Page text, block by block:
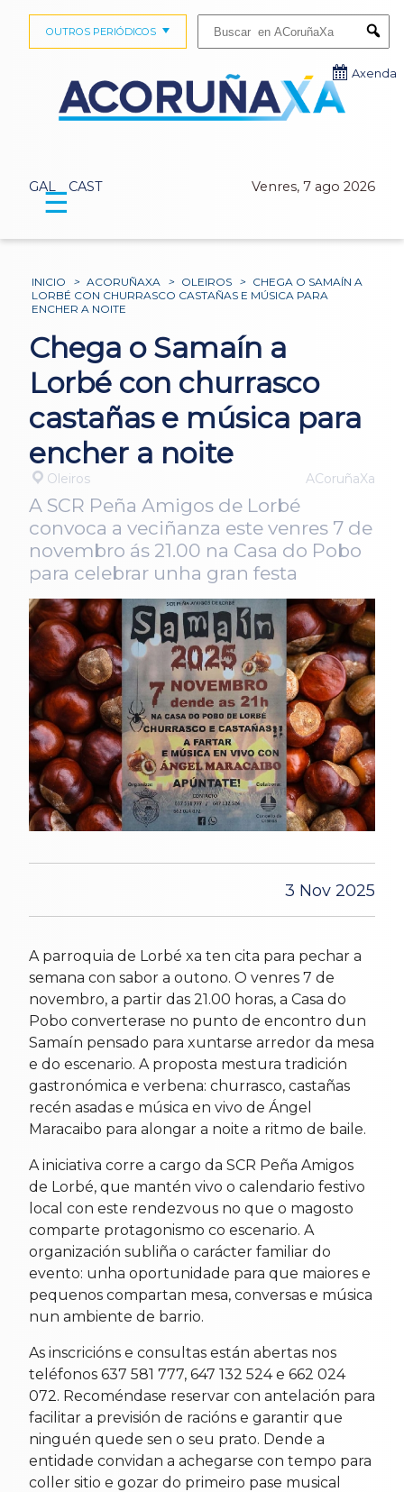
GAL CAST Venres, 7 ago 2026
OUTROS PERIÓDICOS
Axenda
☰
INICIO > ACORUÑAXA > OLEIROS > CHEGA O SAMAÍN A
LORBÉ CON CHURRASCO CASTAÑAS E MÚSICA PARA
ENCHER A NOITE
Chega o Samaín a
Lorbé con churrasco
castañas e música para
encher a noite
Oleiros ACoruñaXa
A SCR Peña Amigos de Lorbé
convoca a veciñanza este venres 7 de
novembro ás 21.00 na Casa do Pobo
para celebrar unha gran festa
3 Nov 2025
A parroquia de Lorbé xa ten cita para pechar a
semana con sabor a outono. O venres 7 de
novembro, a partir das 21.00 horas, a Casa do
Pobo converterase no punto de encontro dun
Samaín pensado para xuntarse arredor da mesa
e do escenario. A proposta mestura tradición
gastronómica e verbena: churrasco, castañas
recén asadas e música en vivo de Ángel
Maracaibo para alongar a noite a ritmo de baile.
A iniciativa corre a cargo da SCR Peña Amigos
de Lorbé, que mantén vivo o calendario festivo
local con este rendezvous no que o magosto
comparte protagonismo co escenario. A
organización subliña o carácter familiar do
evento: unha oportunidade para que maiores e
pequenos compartan mesa, conversas e música
nun ambiente de barrio.
As inscricións e consultas están abertas nos
teléfonos 637 581 777, 647 132 524 e 662 024
072. Recoméndase reservar con antelación para
facilitar a previsión de racións e garantir que
ninguén quede sen o seu prato. Dende a
entidade convidan a achegarse con tempo para
coller sitio e gozar do primeiro pase musical